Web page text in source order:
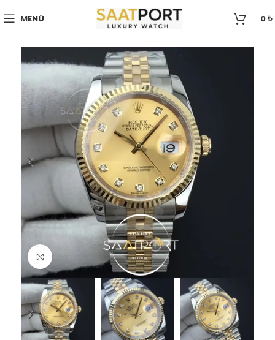
MENÜ 0₺
Büyütmek için tıklayın